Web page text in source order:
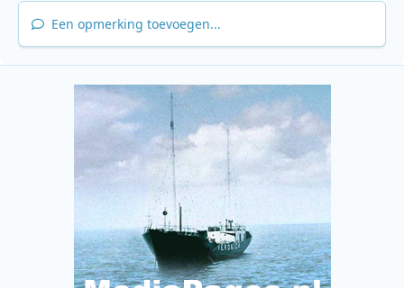
Een opmerking toevoegen...